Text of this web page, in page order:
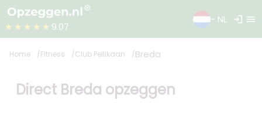
★★★★★ 9.07
- NL login menu
Home Fitness Club Pellikaan Breda
Direct Breda opzeggen